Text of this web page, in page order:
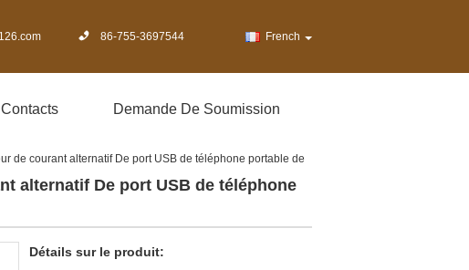
86-755-3697544 French
Contacts Demande De Soumission
de courant alternatif De port USB de téléphone portable de
alternatif De port USB de téléphone
Détails sur le produit: